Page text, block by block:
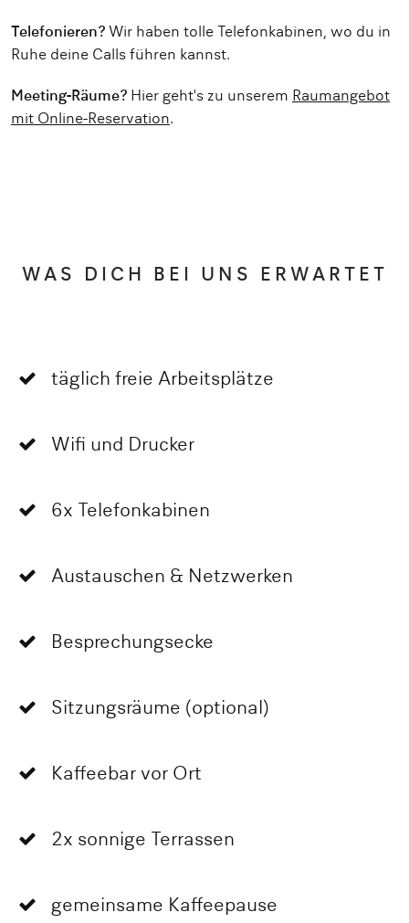
Telefonieren? Wir haben tolle Telefonkabinen, wo du in
Ruhe deine Calls führen kannst.
Meeting-Räume? Hier geht's zu unserem Raumangebot
mit Online-Reservation.
WAS DICH BEI UNS ERWARTET
täglich freie Arbeitsplätze
Wifi und Drucker
6x Telefonkabinen
Austauschen & Netzwerken
Besprechungsecke
Sitzungsräume (optional)
Kaffeebar vor Ort
2x sonnige Terrassen
gemeinsame Kaffeepause